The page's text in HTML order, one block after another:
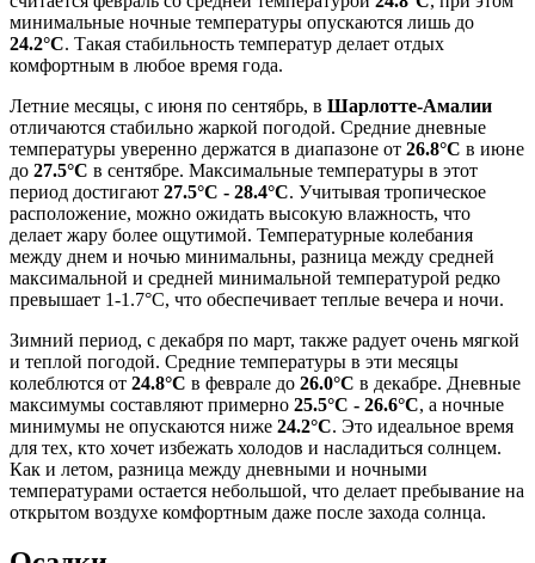
минимальные ночные температуры опускаются лишь до
24.2°C. Такая стабильность температур делает отдых
комфортным в любое время года.
Летние месяцы, с июня по сентябрь, в Шарлотте-Амалии
отличаются стабильно жаркой погодой. Средние дневные
температуры уверенно держатся в диапазоне от 26.8°C в июне
до 27.5°C в сентябре. Максимальные температуры в этот
период достигают 27.5°C - 28.4°C. Учитывая тропическое
расположение, можно ожидать высокую влажность, что
делает жару более ощутимой. Температурные колебания
между днем и ночью минимальны, разница между средней
максимальной и средней минимальной температурой редко
превышает 1-1.7°C, что обеспечивает теплые вечера и ночи.
Зимний период, с декабря по март, также радует очень мягкой
и теплой погодой. Средние температуры в эти месяцы
колеблются от 24.8°C в феврале до 26.0°C в декабре. Дневные
максимумы составляют примерно 25.5°C - 26.6°C, а ночные
минимумы не опускаются ниже 24.2°C. Это идеальное время
для тех, кто хочет избежать холодов и насладиться солнцем.
Как и летом, разница между дневными и ночными
температурами остается небольшой, что делает пребывание на
открытом воздухе комфортным даже после захода солнца.